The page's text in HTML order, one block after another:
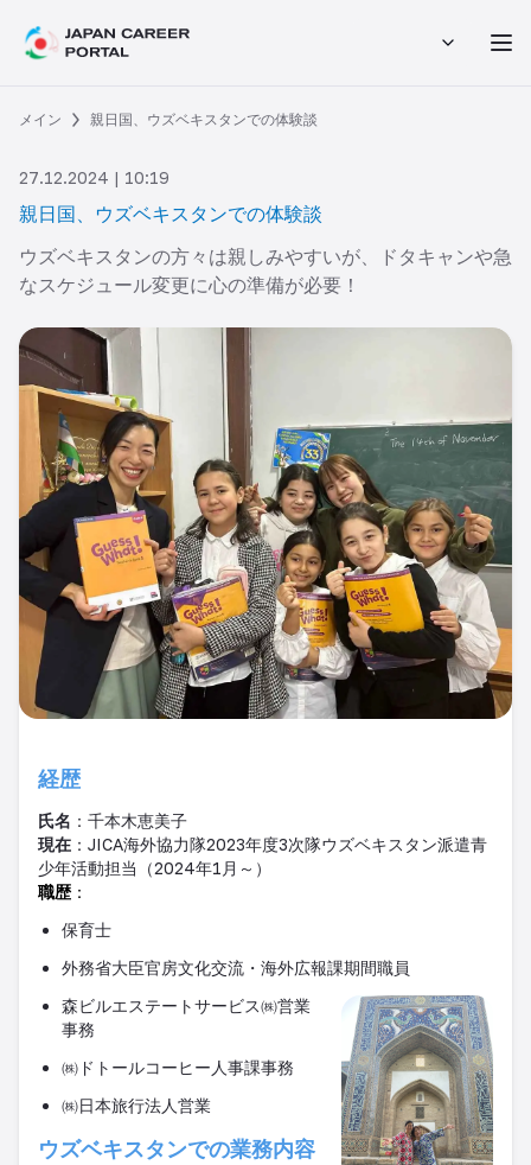
メイン 親日国、ウズベキスタンでの体験談
27.12.2024 | 10:19
親日国、ウズベキスタンでの体験談
ウズベキスタンの方々は親しみやすいが、ドタキャンや急
なスケジュール変更に心の準備が必要！
経歴
氏名 ：千本木恵美子
現在 ： JICA海外協力隊2023年度3次隊ウズベキスタン派遣青
少年活動担当（2024年1 月～）
職歴 ：
保育士
外務省大臣官房文化交流・海外広報課期間職員
森ビルエステートサービス㈱営業
事務
㈱ドトールコーヒー人事課事務
㈱日本旅行法人営業
ウズベキスタンでの業務内容